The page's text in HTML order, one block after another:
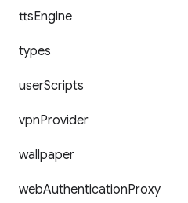
ttsEngine
types
userScripts
vpnProvider
wallpaper
webAuthenticationProxy
Beri kontribusi
Laporkan bug